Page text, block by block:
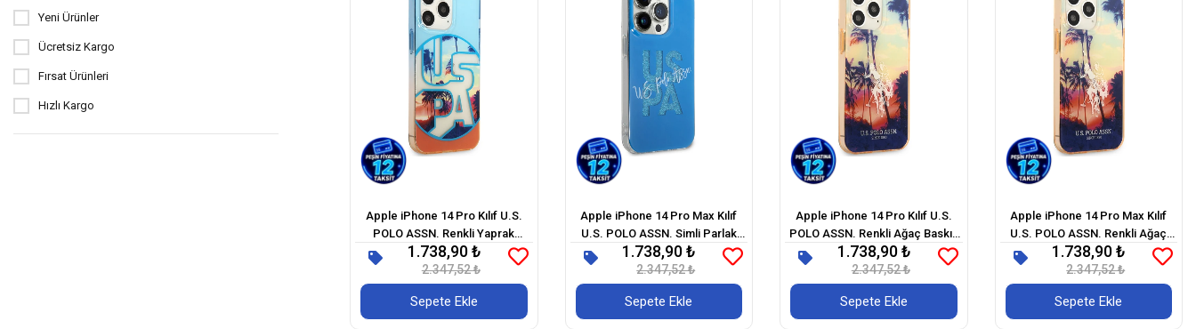
Yeni Ürünler
Ücretsiz Kargo
Fırsat Ürünleri
Hızlı Kargo
Apple iPhone 14 Pro Kılıf U.S.
POLO ASSN. Renkli Yaprak
Baskılı Dizayn Kapak
1.738,90 ₺
2.347,52 ₺
Sepete Ekle
Apple iPhone 14 Pro Max Kılıf
U.S. POLO ASSN. Simli Parlak
Alfabe Tasarım Kapak
1.738,90 ₺
2.347,52 ₺
Sepete Ekle
Apple iPhone 14 Pro Kılıf U.S.
POLO ASSN. Renkli Ağaç Baskılı
Dizayn Kapak
1.738,90 ₺
2.347,52 ₺
Sepete Ekle
Apple iPhone 14 Pro Max Kılıf
U.S. POLO ASSN. Renkli Ağaç
Baskılı Dizayn Kapak
1.738,90 ₺
2.347,52 ₺
Sepete Ekle